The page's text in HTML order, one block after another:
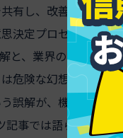
有し、改善サイクル
決定プロセスも含め
と、業界の“常識”を
危険な幻想：価格ダ
誤解が、機会損失と
事では語られない